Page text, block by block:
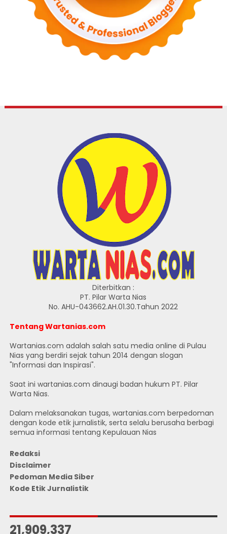
Diterbitkan :
PT. Pilar Warta Nias
No. AHU-043662.AH.01.30.Tahun 2022
Tentang Wartanias.com
Wartanias.com adalah salah satu media online di Pulau
Nias yang berdiri sejak tahun 2014 dengan slogan
"Informasi dan Inspirasi".
Saat ini wartanias.com dinaugi badan hukum PT. Pilar
Warta Nias.
Dalam melaksanakan tugas, wartanias.com berpedoman
dengan kode etik jurnalistik, serta selalu berusaha berbagi
semua informasi tentang Kepulauan Nias
Redaksi
Disclaimer
Pedoman Media Siber
Kode Etik Jurnalistik
21,909,337